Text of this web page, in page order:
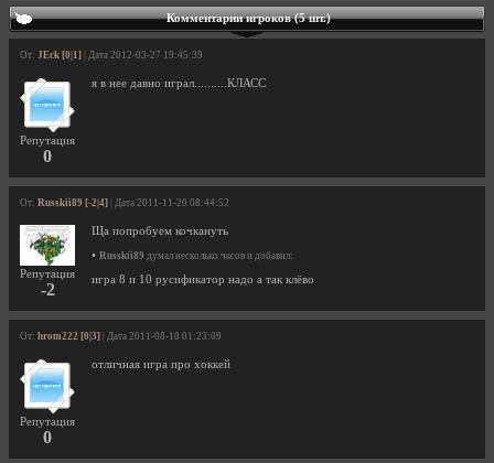
Комментарии игроков (5 шт.)
От: JEck [0|1] | Дата 2012-03-27 19:45:39
Репутация
0
я в нее давно играл..........КЛАСС
От: Russkii89 [-2|4] | Дата 2011-11-20 08:44:52
Репутация
-2
Ща попробуем кочкануть
• Russkii89 думал несколько часов и добавил:
игра 8 и 10 русификатор надо а так клёво
От: hrom222 [0|3] | Дата 2011-08-18 01:23:09
Репутация
0
отличная игра про хоккей